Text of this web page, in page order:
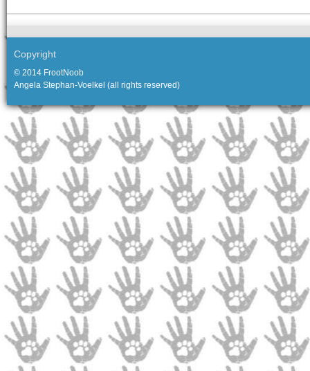
Copyright
© 2014 FrootNoob
Angela Stephan-Voelkel (all rights reserved)